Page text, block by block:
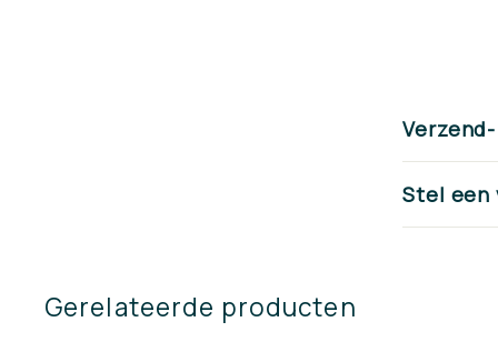
Stel een
Gerelateerde producten